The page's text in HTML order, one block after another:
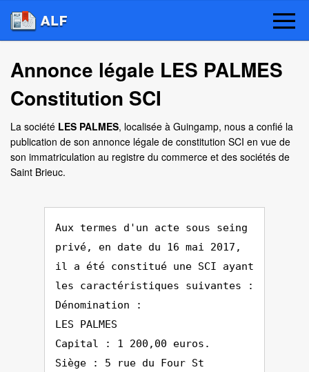
Annonce légale LES PALMES
Constitution SCI
La société LES PALMES, localisée à Guingamp, nous a confié la
publication de son annonce légale de constitution SCI en vue de
son immatriculation au registre du commerce et des sociétés de
Saint Brieuc.
Aux termes d'un acte sous seing
privé, en date du 16 mai 2017,
il a été constitué une SCI ayant
les caractéristiques suivantes :
Dénomination :
LES PALMES
Capital : 1 200,00 euros.
Siège : 5 rue du Four St